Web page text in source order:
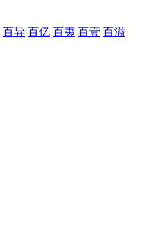
百异 百亿 百夷 百壹 百溢